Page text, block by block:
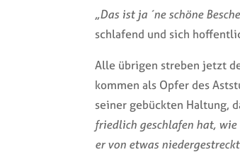
„Das ist ja ´ne schöne
schlafend und sich
Alle übrigen streben jetzt
kommen als Opfer des
seiner gebückten Haltung,
friedlich geschlafen hat,
er von etwas